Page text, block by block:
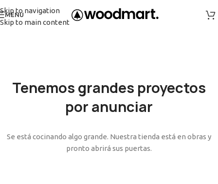
Skip to navigation
Skip to main content
MENU
Tenemos grandes proyectos
por anunciar
Se está cocinando algo grande. Nuestra tienda está en obras y
pronto abrirá sus puertas.